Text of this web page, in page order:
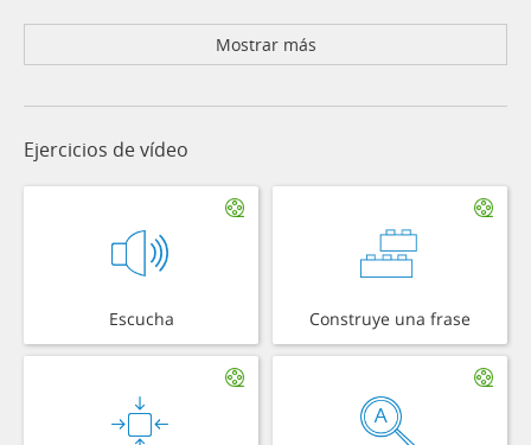
Mostrar más
Ejercicios de vídeo
Escucha Construye una frase